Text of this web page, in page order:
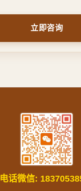
立即咨询
电话微信: